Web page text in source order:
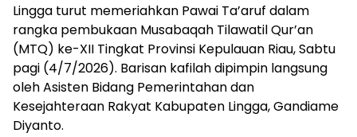
Lingga turut memeriahkan Pawai Ta’aruf dalam
rangka pembukaan Musabaqah Tilawatil Qur’an
(MTQ) ke-XII Tingkat Provinsi Kepulauan Riau, Sabtu
pagi (4/7/2026). Barisan kafilah dipimpin langsung
oleh Asisten Bidang Pemerintahan dan
Kesejahteraan Rakyat Kabupaten Lingga, Gandiame
Diyanto.